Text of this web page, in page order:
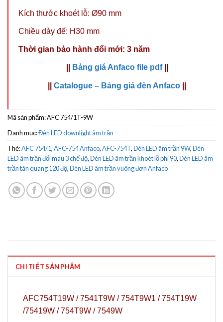
Kích thước khoét lỗ: Ø90 mm
Chiều dày đế: H30 mm
Thời gian bảo hành đổi mới: 3 năm
Bảng giá Anfaco file pdf
Catalogue – Bảng giá đèn Anfaco
Mã sản phẩm:AFC 754/1T-9W
Danh mục:Đèn LED downlight âm trần
Thẻ:AFC 754/1,AFC-754 Anfaco,AFC-754T,Đèn LED âm trần 9W,Đèn
LED âm trần đổi màu 3 chế độ,Đèn LED âm trần khoét lỗ phi 90,Đèn LED âm
trần tán quang 120 độ,Đèn LED âm trần vuông đơn Anfaco
CHI TIẾT SẢN PHẨM
AFC754T19W / 7541T9W / 754T9W1 / 754T19W
/75419W / 754T9W / 7549W